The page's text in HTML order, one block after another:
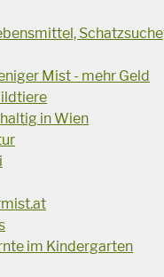
Schatzsuche
Mist - mehr Geld
in Wien
im Kindergarten